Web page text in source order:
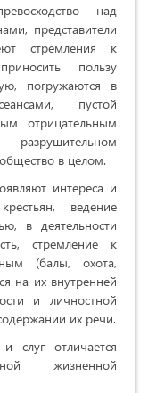
над
представители
стремления к
пользу
погружаются в
пустой
отрицательным
в целом.
интереса и
ведение
в деятельности
стремление к
(балы, охота,
на их внутренней
и личностной
их речи.
слуг отличается
жизненной